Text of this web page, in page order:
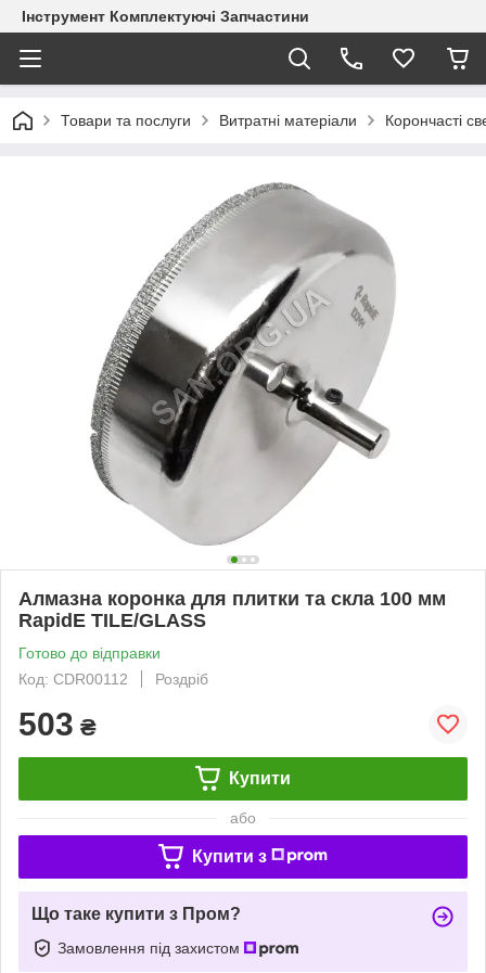
Інструмент Комплектуючі Запчастини
Товари та послуги Витратні матеріали Корончасті
Алмазна коронка для плитки та скла 100 мм
RapidE TILE/GLASS
Готово до відправки
Код: CDR00112
Роздріб
503 ₴
Купити
або
Купити з
Що таке купити з Пром?
Замовлення під захистом